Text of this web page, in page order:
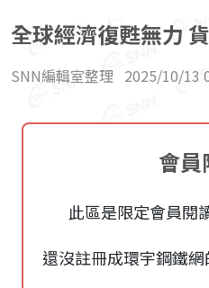
全球經濟復甦無力
SNN編輯室整理 2025/10/13
會員
此區是限定會員閱
還沒註冊成環宇鋼鐵